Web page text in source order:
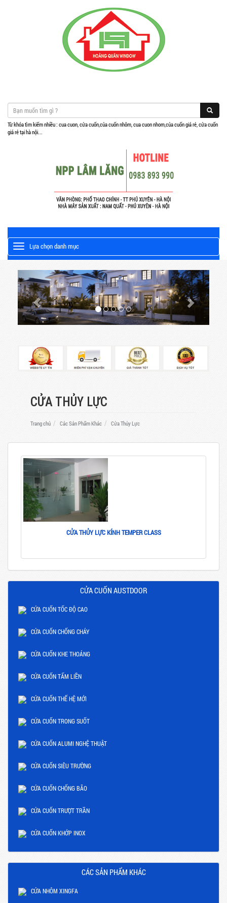
Từ khóa tìm kiếm nhiều : cua cuon, cửa cuốn,của cuốn nhôm, cua cuon nhom,của cuốn giá rẻ, cửa cuốn
giá rẻ tại hà nội...
ToggleLựa chọn danh mục
CỬA THỦY LỰC
Trang chủ Các Sản Phẩm Khác Cửa Thủy Lực
CỬA THỦY LỰC KÍNH TEMPER CLASS
CỬA CUỐN AUSTDOOR
CỬA CUỐN TỐC ĐỘ CAO
CỬA CUỐN CHỐNG CHÁY
CỬA CUỐN KHE THOÁNG
CỬA CUỐN TẤM LIỀN
CỬA CUỐN THẾ HỆ MỚI
CỬA CUỐN TRONG SUỐT
CỬA CUỐN ALUMI NGHỆ THUẬT
CỬA CUỐN SIÊU TRƯỜNG
CỬA CUỐN CHỐNG BÃO
CỬA CUỐN TRƯỢT TRẦN
CỬA CUỐN KHỚP INOX
CÁC SẢN PHẨM KHÁC
CỬA NHÔM XINGFA